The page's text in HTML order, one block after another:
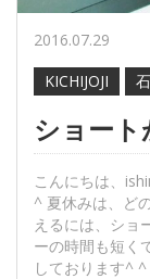
2016.07.29
KICHIJOJI
ショート
こんにちは、
^ 夏休みは、ど
えるには、ショ
ーの時間も短く
しております^ ^